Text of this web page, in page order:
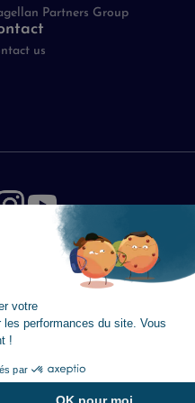
Partners Group
us
protection des données -
Accessibilité :